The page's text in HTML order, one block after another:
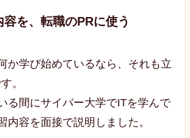
を、転職のPRに使う
か学び始めているなら、それも立
。
る間にサイバー大学でITを学んで
内容を面接で説明しました。